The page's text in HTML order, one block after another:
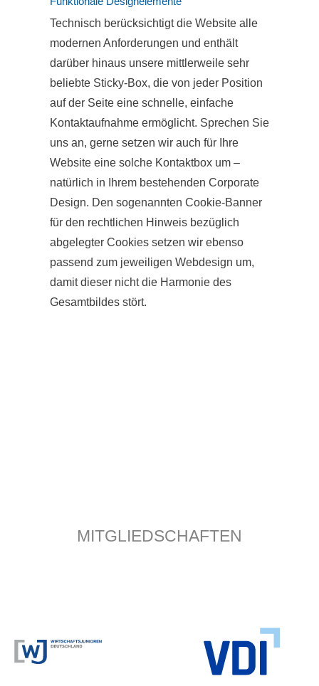
Technisch berücksichtigt die Website alle
modernen Anforderungen und enthält
darüber hinaus unsere mittlerweile sehr
beliebte Sticky-Box, die von jeder Position
auf der Seite eine schnelle, einfache
Kontaktaufnahme ermöglicht. Sprechen Sie
uns an, gerne setzen wir auch für Ihre
Website eine solche Kontaktbox um –
natürlich in Ihrem bestehenden Corporate
Design. Den sogenannten Cookie-Banner
für den rechtlichen Hinweis bezüglich
abgelegter Cookies setzen wir ebenso
passend zum jeweiligen Webdesign um,
damit dieser nicht die Harmonie des
Gesamtbildes stört.
MITGLIEDSCHAFTEN